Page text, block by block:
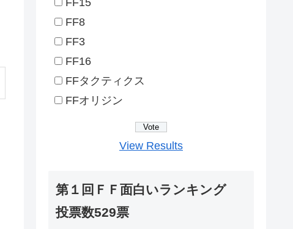
FF8
FF3
FF16
FFタクティクス
FFオリジン
View Results
第１回ＦＦ面白いランキング
投票数529票